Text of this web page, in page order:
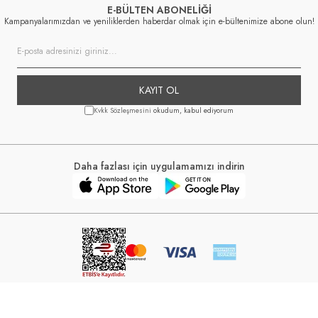
E-BÜLTEN ABONELİĞİ
Kampanyalarımızdan ve yeniliklerden haberdar olmak için e-bültenimize abone olun!
KAYIT OL
Kvkk Sözleşmesini okudum, kabul ediyorum
Daha fazlası için uygulamamızı indirin